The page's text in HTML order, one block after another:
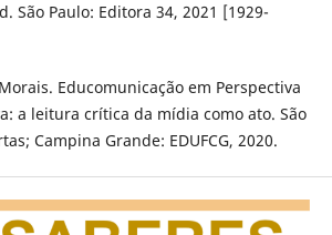
São Paulo: Editora 34, 2021 [1929-
Educomunicação em Perspectiva
a leitura crítica da mídia como ato. São
Campina Grande: EDUFCG, 2020.